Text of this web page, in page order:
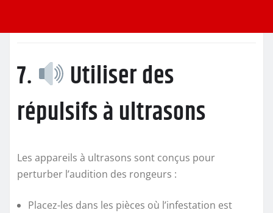
7.
Utiliser des
répulsifs à ultrasons
Les appareils à ultrasons sont conçus pour
perturber l’audition des rongeurs :
Placez-les dans les pièces où l’infestation est